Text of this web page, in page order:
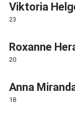
Viktoria
23
Roxanne
20
Anna
18